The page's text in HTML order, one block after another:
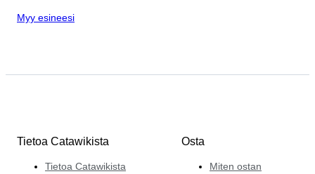
Myy esineesi
Tietoa Catawikista
Tietoa Catawikista
Osta
Miten ostan